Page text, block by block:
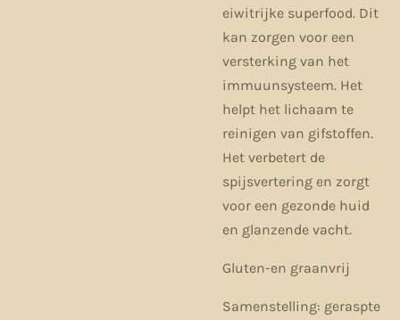
eiwitrijke superfood. Dit
kan zorgen voor een
versterking van het
immuunsysteem. Het
helpt het lichaam te
reinigen van gifstoffen.
Het verbetert de
spijsvertering en zorgt
voor een gezonde huid
en glanzende vacht.
Gluten-en graanvrij
Samenstelling: geraspte